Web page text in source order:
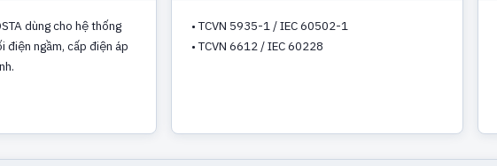
dùng cho hệ thống
điện ngầm, cấp điện áp
• TCVN 5935-1 / IEC 60502-1
• TCVN 6612 / IEC 60228